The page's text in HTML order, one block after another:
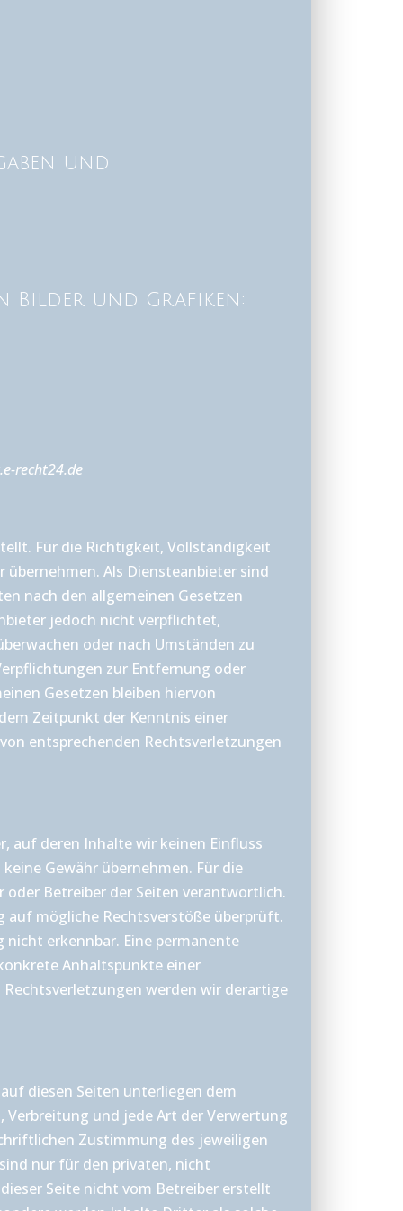
und
Bilder und Grafiken:
recht24.de
Für die Richtigkeit, Vollständigkeit
Als Diensteanbieter sind
nach den allgemeinen Gesetzen
jedoch nicht verpflichtet,
oder nach Umständen zu
zur Entfernung oder
Gesetzen bleiben hiervon
Zeitpunkt der Kenntnis einer
entsprechenden Rechtsverletzungen
auf deren Inhalte wir keinen Einfluss
Gewähr übernehmen. Für die
Betreiber der Seiten verantwortlich.
auf mögliche Rechtsverstöße überprüft.
erkennbar. Eine permanente
Anhaltspunkte einer
werden wir derartige
diesen Seiten unterliegen dem
und jede Art der Verwertung
Zustimmung des jeweiligen
nur für den privaten, nicht
Seite nicht vom Betreiber erstellt